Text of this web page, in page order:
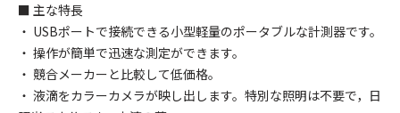
■ 主な特長
・ USBポートで接続できる小型軽量のポータブルな計測器です。
・ 操作が簡単で迅速な測定ができます。
・ 競合メーカーと比較して低価格。
・ 液滴をカラーカメラが映し出します。特別な照明は不要で，日